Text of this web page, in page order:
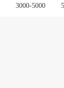
3000-5000